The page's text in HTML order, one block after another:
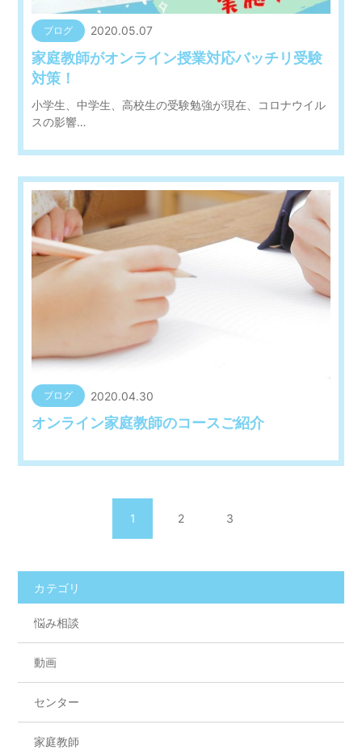
ブログ 2020.05.07
家庭教師がオンライン授業対応バッチリ受験
対策！
小学生、中学生、高校生の受験勉強が現在、コロナウイル
スの影響…
ブログ 2020.04.30
オンライン家庭教師のコースご紹介
1 2 3
カテゴリ
悩み相談
動画
センター
家庭教師